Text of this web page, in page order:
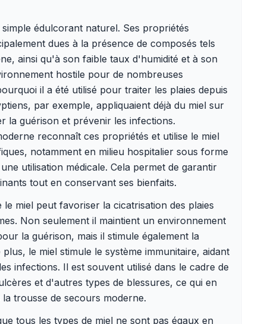
édulcorant naturel. Ses propriétés
dues à la présence de composés tels
ainsi qu'à son faible taux d'humidité et à son
hostile pour de nombreuses
il a été utilisé pour traiter les plaies depuis
par exemple, appliquaient déjà du miel sur
la guérison et prévenir les infections.
reconnaît ces propriétés et utilise le miel
notamment en milieu hospitalier sous forme
utilisation médicale. Cela permet de garantir
tout en conservant ses bienfaits.
miel peut favoriser la cicatrisation des plaies
Non seulement il maintient un environnement
la guérison, mais il stimule également la
le miel stimule le système immunitaire, aidant
infections. Il est souvent utilisé dans le cadre de
et d'autres types de blessures, ce qui en
trousse de secours moderne.
tous les types de miel ne sont pas égaux en